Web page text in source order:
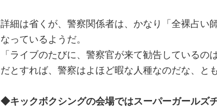
詳細は省くが、警察関係者は、かなり「全裸占い
なっているようだ。
「ライブのたびに、警察官が来て勧告しているの
だとすれば、警察はよほど暇な人種なのだな、とも
◆キックボクシングの会場ではスーパーガール